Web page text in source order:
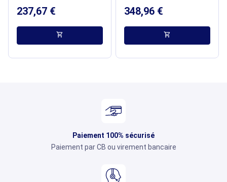
237,67 €
shopping_cart
348,96 €
shopping_cart
Paiement 100% sécurisé
Paiement par CB ou virement bancaire